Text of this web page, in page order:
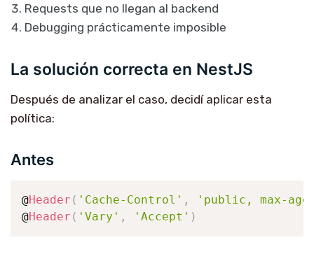
Requests que no llegan al backend
Debugging prácticamente imposible
La solución correcta en NestJS
Después de analizar el caso, decidí aplicar esta
política:
Antes
@Header ( 'Cache-Control' ,
'public, max-
@Header ( 'Vary' , 'Accept' )